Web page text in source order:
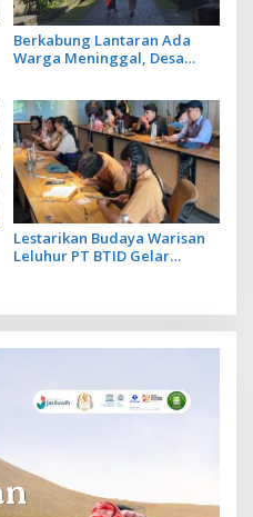
Berkabung Lantaran Ada
Warga Meninggal, Desa
saat Galungan
Lestarikan Budaya Warisan
Leluhur PT BTID Gelar